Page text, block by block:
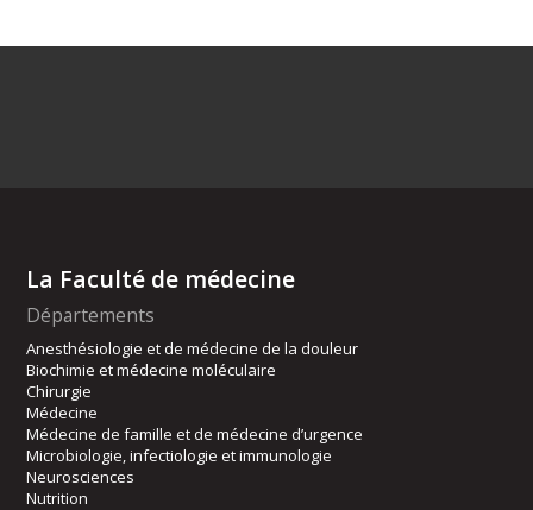
La Faculté de médecine
Départements
Anesthésiologie et de médecine de la douleur
Biochimie et médecine moléculaire
Chirurgie
Médecine
Médecine de famille et de médecine d’urgence
Microbiologie, infectiologie et immunologie
Neurosciences
Nutrition